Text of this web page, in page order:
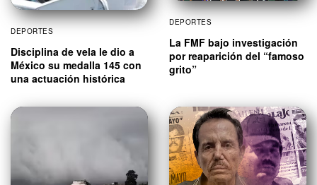
DEPORTES
Disciplina de vela le dio a
México su medalla 145 con
una actuación histórica
DEPORTES
La FMF bajo investigación
por reaparición del “famoso
grito”